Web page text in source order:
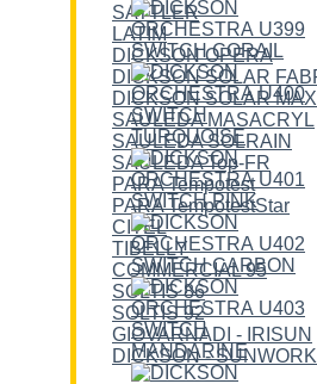
SATTLER
LATIM
DICKSON OPERA
DICKSON SOLAR
DICKSON SOLAR
SAULEDA MASACRYL
SAULEDA SOLRAIN
SAULEDA Top-FR
PARA Tempotest
PARA TempotestStar
CITEL
TIBELLY
COMMERCIAL 95
SOLTIS 86
SOLTIS 92
GIOVARNADI - IRISUN
DICKSON -